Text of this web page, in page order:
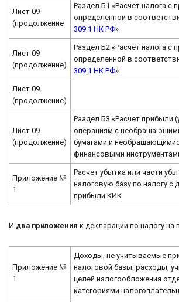
Лист 09
(продолжение
Раздел Б1 «Расчет налога с
определенной в
309.1 НК РФ»
Лист 09
(продолжение)
Раздел Б2 «Расчет налога с
определенной в
309.1 НК РФ»
Лист 09
(продолжение)
Лист 09
(продолжение)
Раздел Б3 «Расчет прибыли
операциям с
бумагами и
финансовыми
Приложение №
1
Расчет убытка или части
налоговую базу по налогу с
прибыли КИК
И два приложения к декларации по налогу
Приложение №
1
Доходы, не учитываемые
налоговой базы; расходы,
целей налогообложения
категориями